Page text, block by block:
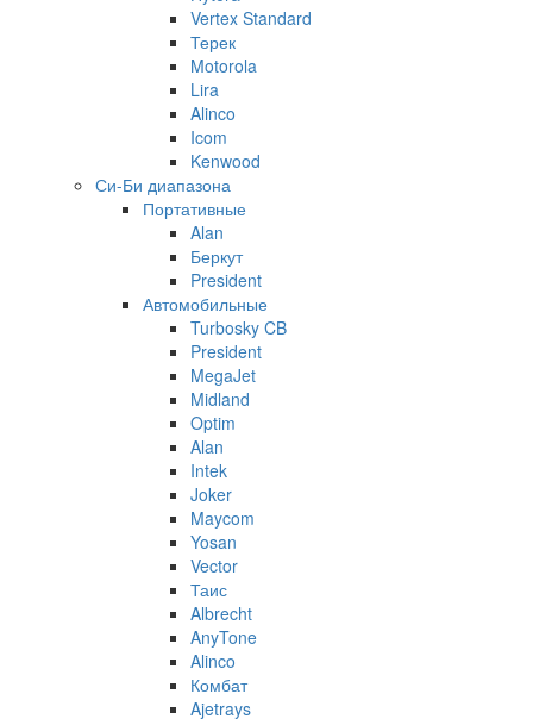
Vertex Standard
Терек
Motorola
Lira
Alinco
Icom
Kenwood
Си-Би диапазона
Портативные
Alan
Беркут
President
Автомобильные
Turbosky CB
President
MegaJet
Midland
Optim
Alan
Intek
Joker
Maycom
Yosan
Vector
Таис
Albrecht
AnyTone
Alinco
Комбат
Ajetrays